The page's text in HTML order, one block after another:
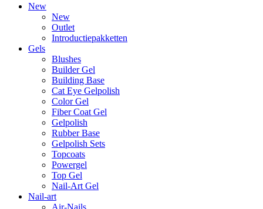
New
New
Outlet
Introductiepakketten
Gels
Blushes
Builder Gel
Building Base
Cat Eye Gelpolish
Color Gel
Fiber Coat Gel
Gelpolish
Rubber Base
Gelpolish Sets
Topcoats
Powergel
Top Gel
Nail-Art Gel
Nail-art
Air-Nails